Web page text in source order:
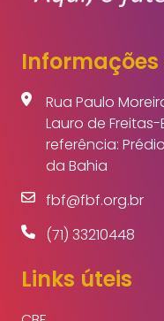
Rua Paulo
Lauro de Freitas-
referência:
da Bahia
fbf@fbf.org.br
(71) 33210448
Links úteis